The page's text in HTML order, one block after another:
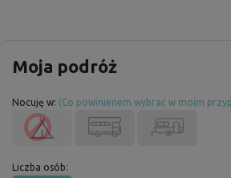
Moja podróż
Nocuję w: (Co powinienem wybrać w moim
Liczba osób: